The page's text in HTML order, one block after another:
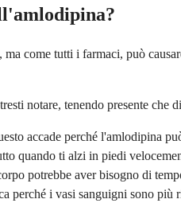
come tutti i farmaci, può
notare, tenendo presente che
accade perché l'amlodipina
quando ti alzi in piedi
potrebbe aver bisogno di
perché i vasi sanguigni sono più